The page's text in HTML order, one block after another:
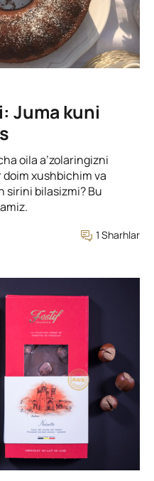
Juma kuni
oila a’zolaringizni
doim xushbichim va
sirini bilasizmi? Bu
1 Sharhlar